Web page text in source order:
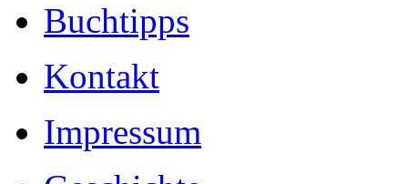
Buchtipps
Kontakt
Impressum